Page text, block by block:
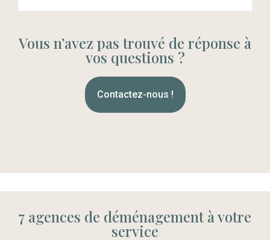
Vous n’avez pas trouvé de réponse à
vos questions ?
Contactez-nous !
7 agences de déménagement à votre
service